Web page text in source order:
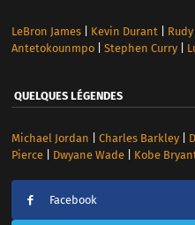
LeBron James| Kevin Durant
Antetokounmpo| Stephen Curry|
QUELQUES LÉGENDES
Michael Jordan Charles Barkley|
Pierce| Dwyane Wade| Kobe
Facebook